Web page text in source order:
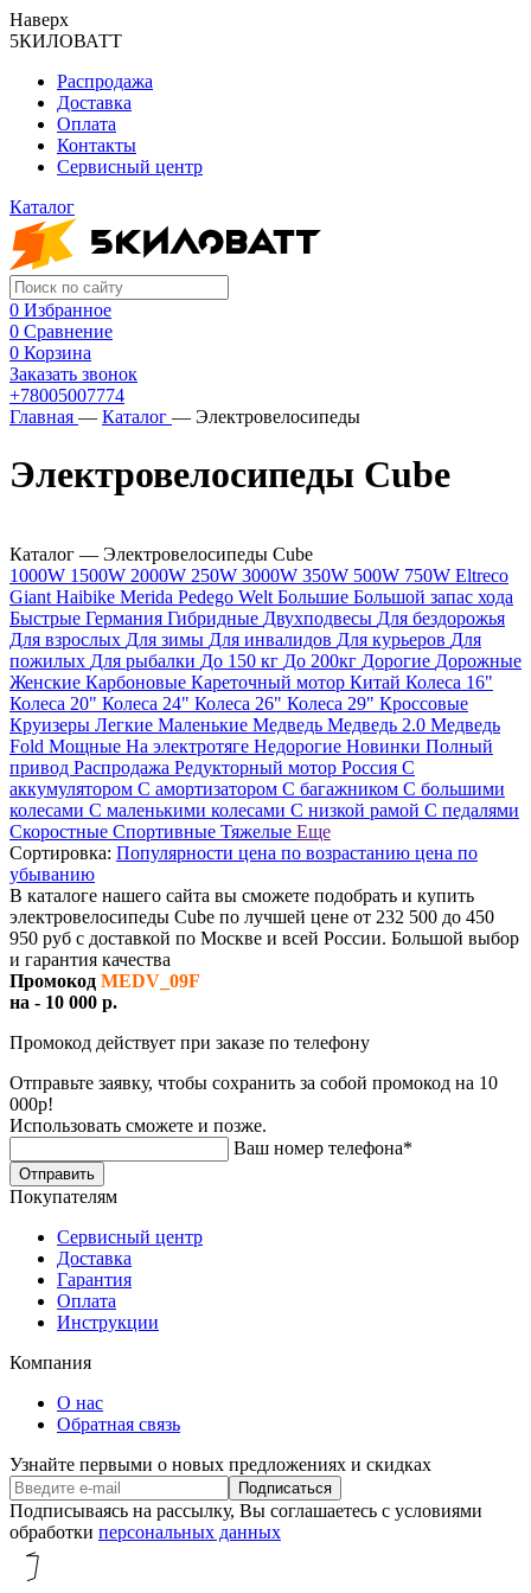
Наверх
5КИЛОВАТТ
Распродажа
Доставка
Оплата
Контакты
Сервисный центр
Каталог
0 Избранное
0 Сравнение
0 Корзина
Заказать звонок
+78005007774
Главная — Каталог — Электровелосипеды
Электровелосипеды Cube
Каталог — Электровелосипеды Cube
1000W 1500W 2000W 250W 3000W 350W 500W 750W Eltreco
Giant Haibike Merida Pedego Welt Большие Большой запас хода
Быстрые Германия Гибридные Двухподвесы Для бездорожья
Для взрослых Для зимы Для инвалидов Для курьеров Для
пожилых Для рыбалки До 150 кг До 200кг Дорогие Дорожные
Женские Карбоновые Кареточный мотор Китай Колеса 16"
Колеса 20" Колеса 24" Колеса 26" Колеса 29" Кроссовые
Круизеры Легкие Маленькие Медведь Медведь 2.0 Медведь
Fold Мощные На электротяге Недорогие Новинки Полный
привод Распродажа Редукторный мотор Россия С
аккумулятором С амортизатором С багажником С большими
колесами С маленькими колесами С низкой рамой С педалями
Скоростные Спортивные Тяжелые Еще
Сортировка: Популярности цена по возрастанию цена по
убыванию
В каталоге нашего сайта вы сможете подобрать и купить
электровелосипеды Cube по лучшей цене от 232 500 до 450
950 руб с доставкой по Москве и всей России. Большой выбор
и гарантия качества
Промокод MEDV_09F
на - 10 000 р.
Промокод действует при заказе по телефону
Отправьте заявку, чтобы сохранить за собой промокод на 10
000р!
Использовать сможете и позже.
Ваш номер телефона*
Отправить
Покупателям
Сервисный центр
Доставка
Гарантия
Оплата
Инструкции
Компания
О нас
Обратная связь
Узнайте первыми о новых предложениях и скидках
Подписываясь на рассылку, Вы соглашаетесь c условиями
обработки персональных данных